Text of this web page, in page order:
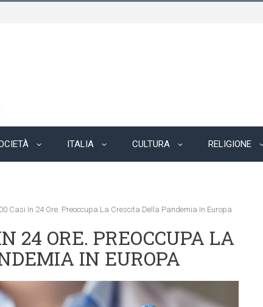
ITALIA CULTURA RELIGIONE
Casi In 24 Ore. Preoccupa La Crescita Della Pandemia In Europa
24 ORE. PREOCCUPA LA
IN EUROPA